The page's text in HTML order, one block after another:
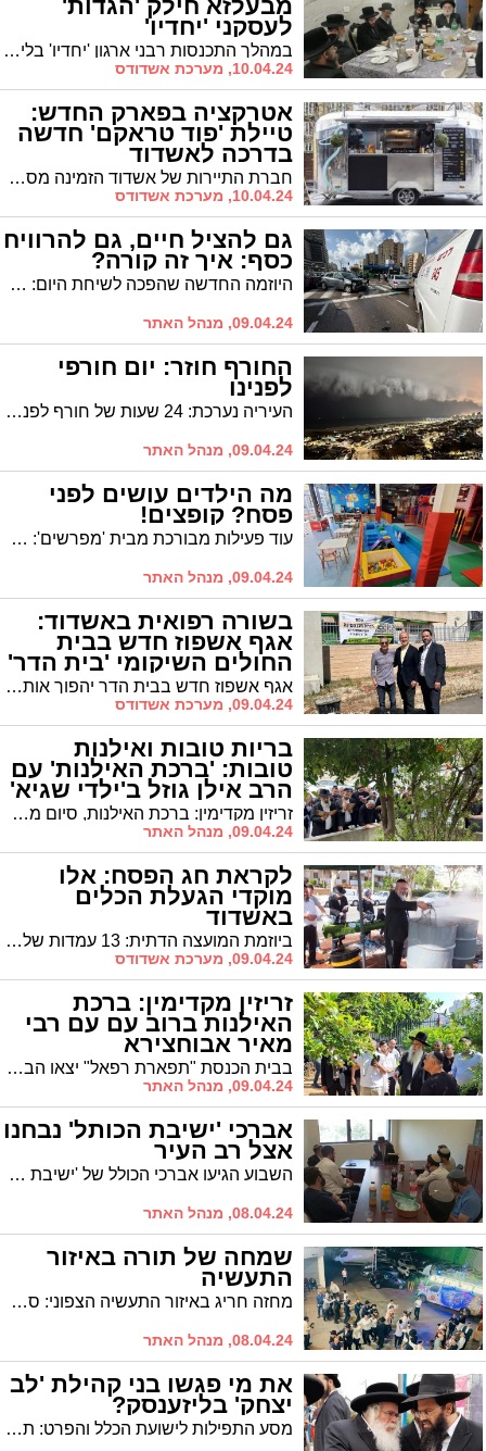
מבעלזא חילק 'הגדות'
לעסקני 'יחדיו'
במהלך התכנסות רבני ארגון 'יחדיו' בליל אמש, הרב חיים מאיר רוקח, נכדו של האדמו"ר מבעלזא שליט"א, חילק כרכי 'הגדה של פסח' לרבני הארגון
10.04.24, מערכת אשדודס
אטרקציה בפארק החדש:
טיילת 'פוד טראקם' חדשה
בדרכה לאשדוד
חברת התיירות של אשדוד הזמינה מספר משאיות אוכל (פוד טראק) מחברת פוד טראק קומפאני (ייסדת הענף בישראל) כדי להעשיר את פארק המרינה הענק עם האגם הגדול שיפתח בקרוב לציבור הרחב. לידי אשדוד נט הגיע ילום הוידאו המתעד כיצד יוצרים הפוד טראקים בדרכם לעיר די ליצור חוויה קולינרית יחודית מסוגה בישראל
10.04.24, מערכת אשדודס
גם להציל חיים, גם להרוויח
כסף: איך זה קורה?
היוזמה החדשה שהפכה לשיחת היום: לומדים להציל חיים במד"א, ומרוויחים משכורת של יותר מ-4,000 ₪ לחודש | כל הפרטים
09.04.24, מנהל האתר
החורף חוזר: יום חורפי
לפנינו
העיריה נערכת: 24 שעות של חורף לפנינו: ברד, רעמים וגשמים בעוצמות גבוהות
09.04.24, מנהל האתר
מה הילדים עושים לפני
פסח? קופצים!
עוד פעילות מבורכת מבית 'מפרשים': מתחם ייעודי ענק, עם שלל מתקני ג'ימבורי, יעמוד לרשות הילדים בימים שלפני הפסח. אמא תוכל לנקות, והילדים יקפצו - אבל לא על הראש. כל הפרטים על היוזמה המקפיצה
09.04.24, מנהל האתר
בשורה רפואית באשדוד:
אגף אשפוז חדש בבית
החולים השיקומי 'בית הדר'
אגף אשפוז חדש בבית הדר יהפוך אותו לאחד הגדולים מסוגו בישראל עם 400 מיטות מתוכן 100 מיטות חדשות. לסרי: "מדובר בהמשך הגשמת היעד והפיכת אשדוד לנותנת שירותי הבריאות הגדולה במרחב"
09.04.24, מערכת אשדודס
בריות טובות ואילנות
טובות: 'ברכת האילנות' עם
הרב אילן גוזל ב'ילדי שגיא'
זריזין מקדימין: ברכת האילנות, סיום מסכת והילולת הגרמ"ח בורתא זצ"ל במרכז לצעירים "ילדי שגיא ויעקב"
09.04.24, מנהל האתר
לקראת חג הפסח: אלו
מוקדי הגעלת הכלים
באשדוד
ביוזמת המועצה הדתית: 13 עמדות של הגעלת כלים "חינם" לשירות הציבור לקראת חג הפסח ברובעי העיר
09.04.24, מערכת אשדודס
זריזין מקדימין: ברכת
האילנות ברוב עם עם רבי
מאיר אבוחצירא
בבית הכנסת "תפארת רפאל" יצאו הבוקר, ראש חודש ניסן, לברכת האילנות שהתקיימה ברוב עם
09.04.24, מנהל האתר
אברכי 'ישיבת הכותל' נבחנו
אצל רב העיר
השבוע הגיעו אברכי הכולל של 'ישיבת הכותל' להיבחן אצל רב העיר הגר"י שיינין, שהרעיף עליהם שבחים
08.04.24, מנהל האתר
שמחה של תורה באיזור
התעשיה
מחזה חריג באיזור התעשיה הצפוני: ספר תורה הוכנס לבית הכנסת שפועל בבית העסק של מאיר מרק, והאיזור השקוע באווירת חולין - לבש חג
08.04.24, מנהל האתר
את מי פגשו בני קהילת 'לב
יצחק' בליזענסק?
מסע התפילות לישועת הכלל והפרט: תפילות בליזענסק וברימינוב במעמד הרב מאיר שלום ועקנין רב קהילת "לב יצחק"